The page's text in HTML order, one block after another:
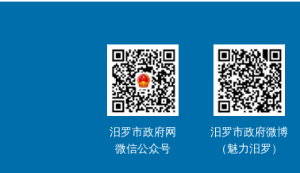
汨罗市政府网
微信公众号
汨罗市政府微博
（魅力汨罗）